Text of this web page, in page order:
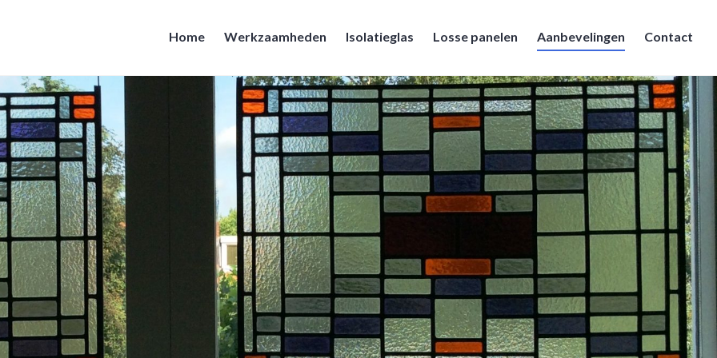
Home Werkzaamheden Isolatieglas Losse panelen Aanbevelingen Contact